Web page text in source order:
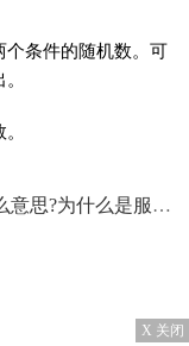
个条件的随机数。可
么是服务中介机构？
X 关闭